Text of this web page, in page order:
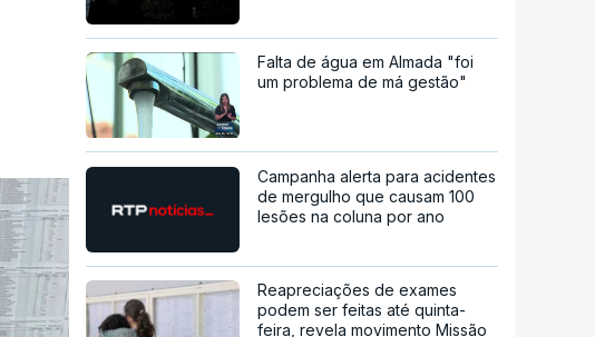
Falta de água em Almada "foi
um problema de má gestão"
Campanha alerta para acidentes
de mergulho que causam 100
lesões na coluna por ano
Reapreciações de exames
podem ser feitas até quinta-
feira, revela movimento Missão